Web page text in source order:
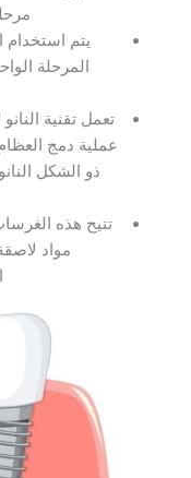
مرحلة واحدة
يتم استخدام الغرسات
المرحلة الواحدة. يعزز
تقنية النانو
دمج العظام، مما
ذو الشكل النانوي بوضع
هذه الغرسات الخاصة
مواد لاصقة، مما
المشاكل